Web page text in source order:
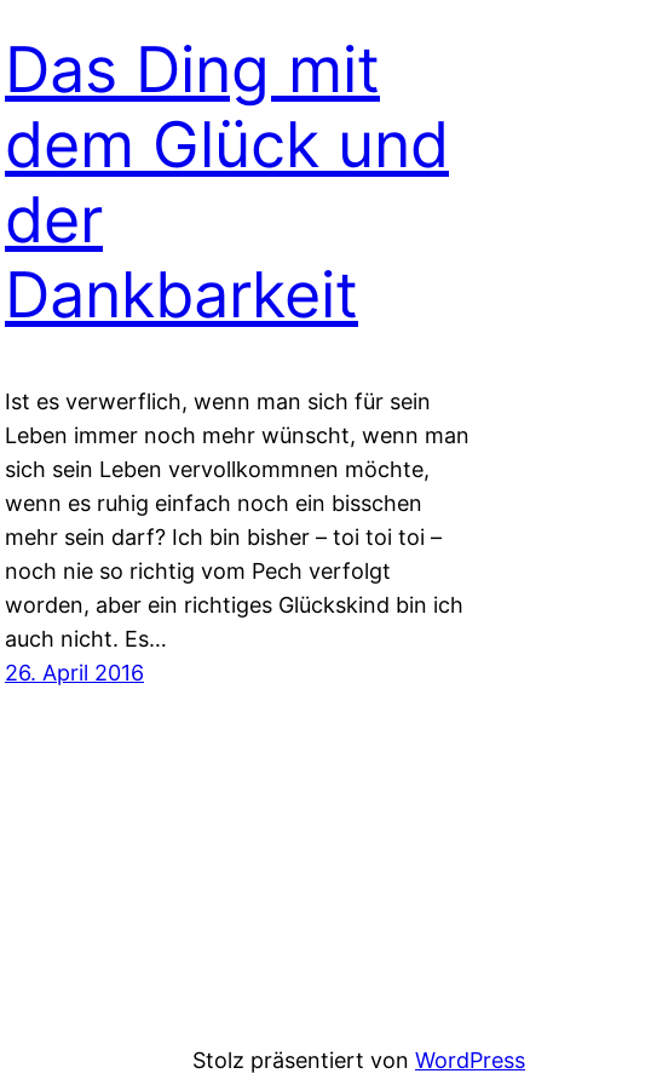
Das Ding mit
dem Glück und
der
Dankbarkeit
Ist es verwerflich, wenn man sich für sein
Leben immer noch mehr wünscht, wenn man
sich sein Leben vervollkommnen möchte,
wenn es ruhig einfach noch ein bisschen
mehr sein darf? Ich bin bisher – toi toi toi –
noch nie so richtig vom Pech verfolgt
worden, aber ein richtiges Glückskind bin ich
auch nicht. Es…
26. April 2016
Stolz präsentiert von WordPress